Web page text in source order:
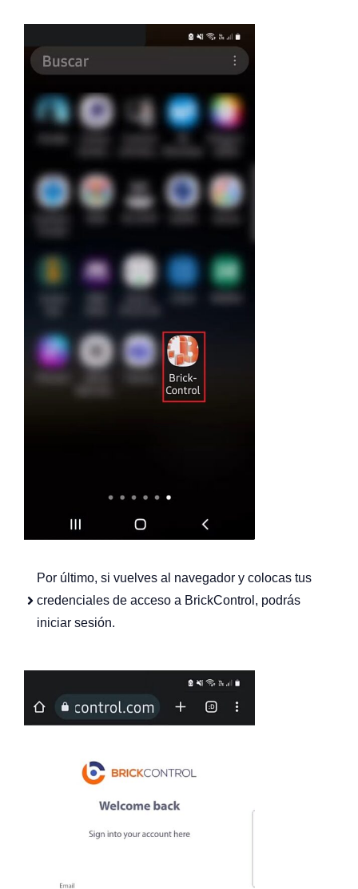
Por último, si vuelves al navegador y colocas tus
credenciales de acceso a BrickControl, podrás
iniciar sesión.